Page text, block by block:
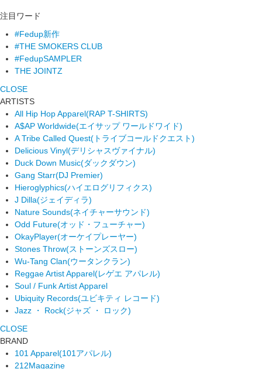
注目ワード
#Fedup新作
#THE SMOKERS CLUB
#FedupSAMPLER
THE JOINTZ
CLOSE
ARTISTS
All Hip Hop Apparel(RAP T-SHIRTS)
A$AP Worldwide(エイサップ ワールドワイド)
A Tribe Called Quest(トライブコールドクエスト)
Delicious Vinyl(デリシャスヴァイナル)
Duck Down Music(ダックダウン)
Gang Starr(DJ Premier)
Hieroglyphics(ハイエログリフィクス)
J Dilla(ジェイディラ)
Nature Sounds(ネイチャーサウンド)
Odd Future(オッド・フューチャー)
OkayPlayer(オーケイプレーヤー)
Stones Throw(ストーンズスロー)
Wu-Tang Clan(ウータンクラン)
Reggae Artist Apparel(レゲエ アパレル)
Soul / Funk Artist Apparel
Ubiquity Records(ユビキティ レコード)
Jazz ・ Rock(ジャズ ・ ロック)
CLOSE
BRAND
101 Apparel(101アパレル)
212Magazine